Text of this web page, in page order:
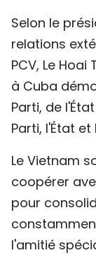
Selon le
relations
PCV, Le
à Cuba
Parti, de
Parti, l'État
Le Vietnam
coopérer
pour
l'amitié